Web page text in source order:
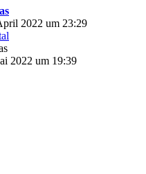
2022 um 23:29
2022 um 19:39